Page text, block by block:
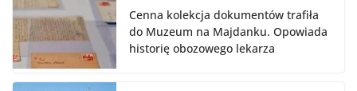
Cenna kolekcja dokumentów trafiła
do Muzeum na Majdanku. Opowiada
historię obozowego lekarza